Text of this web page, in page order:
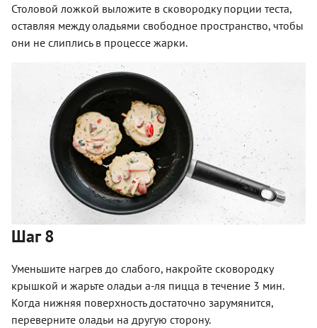
Столовой ложкой выложите в сковородку порции теста,
оставляя между оладьями свободное пространство, чтобы
они не слиплись в процессе жарки.
Шаг 8
Уменьшите нагрев до слабого, накройте сковородку
крышкой и жарьте оладьи а-ля пицца в течение 3 мин.
Когда нижняя поверхность достаточно зарумянится,
переверните оладьи на другую сторону.